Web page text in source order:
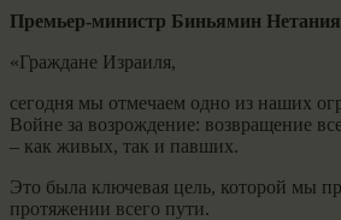
Премьер-министр Биньямин
«Граждане Израиля,
сегодня мы отмечаем одно из наших
Войне за возрождение: возвращение
– как живых, так и павших.
Это была ключевая цель, которой мы
протяжении всего пути.